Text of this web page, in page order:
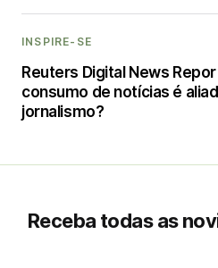
INSPIRE-SE
Reuters Digital News
consumo de notícias é
jornalismo?
Receba todas as